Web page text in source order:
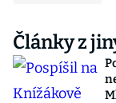
Články z